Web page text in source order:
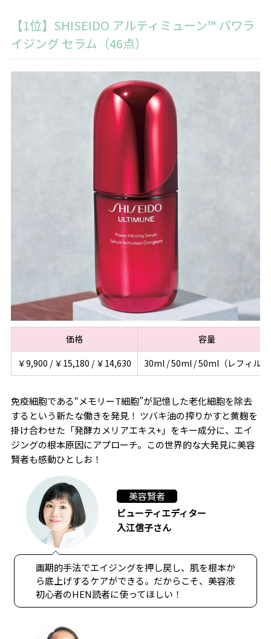
【1位】SHISEIDO アルティミューン™ パワラ
イジング セラム（46点）
価格
容量
￥9,900 / ￥15,180 / ￥14,630
30ml / 50ml / 50ml（レフィル）
免疫細胞である“メモリーT細胞”が記憶した老化細胞を除去
するという新たな働きを発見！ ツバキ油の搾りかすと黄麹を
掛け合わせた「発酵カメリアエキス+」をキー成分に、エイ
ジングの根本原因にアプローチ。この世界的な大発見に美容
賢者も感動ひとしお！
美容賢者
ビューティエディター
入江信子さん
画期的手法でエイジングを押し戻し、肌を根本か
ら底上げするケアができる。だからこそ、美容液
初心者のHEN読者に使ってほしい！